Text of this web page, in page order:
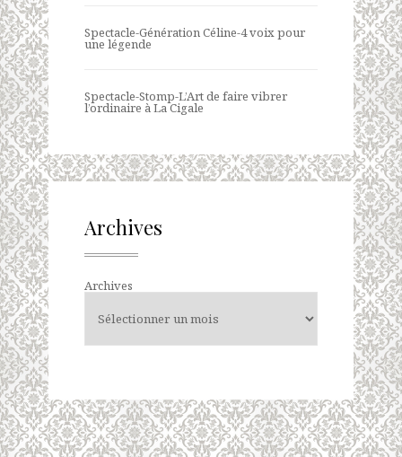
Spectacle-Génération Céline-4 voix pour
une légende
Spectacle-Stomp-L’Art de faire vibrer
l’ordinaire à La Cigale
Archives
Archives